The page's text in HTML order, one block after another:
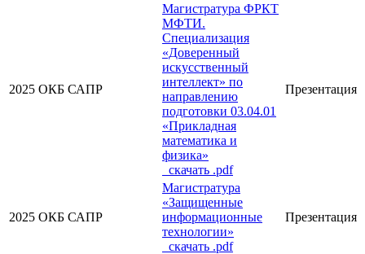
2025 ОКБ САПР
Магистратура ФРКТ
МФТИ.
Специализация
«Доверенный
искусственный
интеллект» по
направлению
подготовки 03.04.01
«Прикладная
математика и
физика»
cкачать .pdf
Презентация
2025 ОКБ САПР
Магистратура
«Защищенные
информационные
технологии»
cкачать .pdf
Презентация